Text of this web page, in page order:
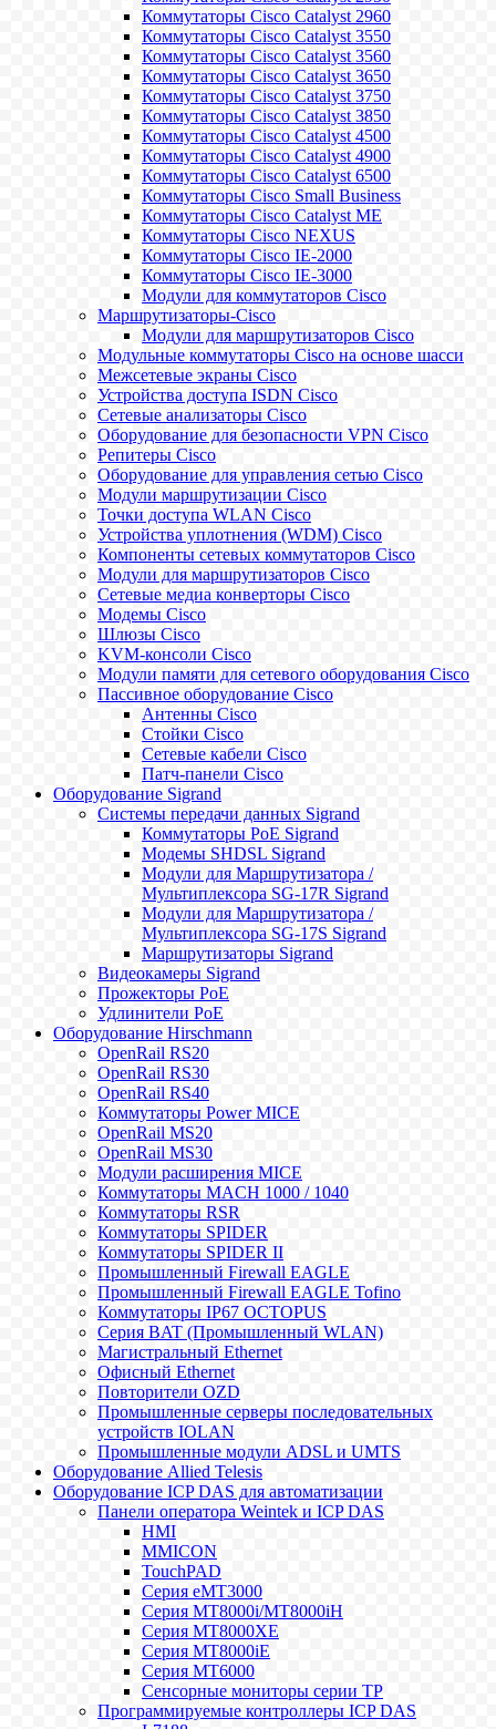
Коммутаторы Cisco Catalyst 2960
Коммутаторы Cisco Catalyst 3550
Коммутаторы Cisco Catalyst 3560
Коммутаторы Cisco Catalyst 3650
Коммутаторы Cisco Catalyst 3750
Коммутаторы Cisco Catalyst 3850
Коммутаторы Cisco Catalyst 4500
Коммутаторы Cisco Catalyst 4900
Коммутаторы Cisco Catalyst 6500
Коммутаторы Cisco Small Business
Коммутаторы Cisco Catalyst ME
Коммутаторы Cisco NEXUS
Коммутаторы Cisco IE-2000
Коммутаторы Cisco IE-3000
Модули для коммутаторов Cisco
Маршрутизаторы-Cisco
Модули для маршрутизаторов Cisco
Модульные коммутаторы Cisco на основе шасси
Межсетевые экраны Cisco
Устройства доступа ISDN Cisco
Сетевые анализаторы Cisco
Оборудование для безопасности VPN Cisco
Репитеры Cisco
Оборудование для управления сетью Cisco
Модули маршрутизации Cisco
Точки доступа WLAN Cisco
Устройства уплотнения (WDM) Cisco
Компоненты сетевых коммутаторов Cisco
Модули для маршрутизаторов Cisco
Сетевые медиа конверторы Cisco
Модемы Cisco
Шлюзы Cisco
KVM-консоли Cisco
Модули памяти для сетевого оборудования Cisco
Пассивное оборудование Cisco
Антенны Cisco
Стойки Cisco
Сетевые кабели Cisco
Патч-панели Cisco
Оборудование Sigrand
Системы передачи данных Sigrand
Коммутаторы PoE Sigrand
Модемы SHDSL Sigrand
Модули для Маршрутизатора /
Мультиплексора SG-17R Sigrand
Модули для Маршрутизатора /
Мультиплексора SG-17S Sigrand
Маршрутизаторы Sigrand
Видеокамеры Sigrand
Прожекторы PoE
Удлинители PoE
Оборудование Hirschmann
OpenRail RS20
OpenRail RS30
OpenRail RS40
Коммутаторы Power MICE
OpenRail MS20
OpenRail MS30
Модули расширения MICE
Коммутаторы MACH 1000 / 1040
Коммутаторы RSR
Коммутаторы SPIDER
Коммутаторы SPIDER II
Промышленный Firewall EAGLE
Промышленный Firewall EAGLE Tofino
Коммутаторы IP67 OCTOPUS
Серия BAT (Промышленный WLAN)
Магистральный Ethernet
Офисный Ethernet
Повторители OZD
Промышленные серверы последовательных
устройств IOLAN
Промышленные модули ADSL и UMTS
Оборудование Allied Telesis
Оборудование ICP DAS для автоматизации
Панели оператора Weintek и ICP DAS
HMI
MMICON
TouchPAD
Серия eMT3000
Серия MT8000i/MT8000iH
Серия MT8000XE
Серия MT8000iE
Серия MT6000
Сенсорные мониторы серии TP
Программируемые контроллеры ICP DAS